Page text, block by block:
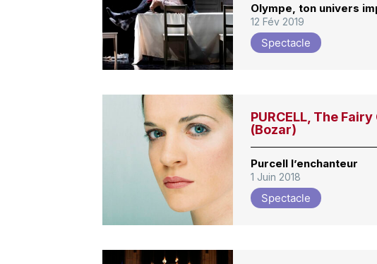
Olympe, ton univers
12 Fév 2019
Spectacle
PURCELL, The
(Bozar)
Purcell l’enchanteur
1 Juin 2018
Spectacle